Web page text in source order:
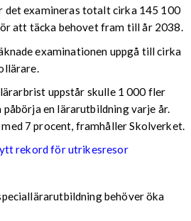
det examineras totalt cirka 145 100
att täcka behovet fram till år 2038.
examinationen uppgå till cirka
uppstår skulle 1 000 fler
påbörja en lärarutbildning varje år.
7 procent, framhåller Skolverket.
rekord för utrikesresor
behöver öka